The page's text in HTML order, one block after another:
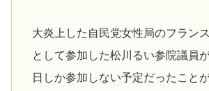
大炎上した自民党女性局のフラン
として参加した松川るい参院議員
日しか参加しない予定だったこと